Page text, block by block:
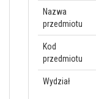
Nazwa
przedmiotu
Kod
przedmiotu
Wydział